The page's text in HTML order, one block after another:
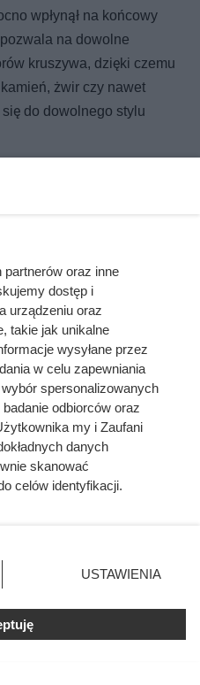
wpłynął na końcowy
na dowolne
kruszywa, dzięki czemu
żwir czy nawet
do dowolnego stylu
oraz inne
dostęp i
urządzeniu oraz
takie jak unikalne
wysyłane przez
w celu zapewniania
spersonalizowanych
odbiorców oraz
my i Zaufani
danych
skanować
celów identyfikacji.
ustawień prywatności
rogu strony. Niektóre
sprzeciwić się takiemu
miały zastosowania tylko
USTAWIENIA